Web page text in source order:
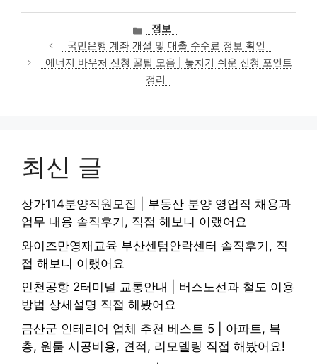
카
테
고
리
정보
국민은행 계좌 개설 및 대출 수수료 정보 확인
에너지 바우처 신청 꿀팁 모음 | 놓치기 쉬운 신청 포인트
정리
최신 글
상가114분양직원모집 | 부동산 분양 영업직 채용과
업무 내용 솔직후기, 직접 해보니 이랬어요
와이즈만영재교육 부산센텀안락센터 솔직후기, 직
접 해보니 이랬어요
인천공항 2터미널 교통안내 | 버스노선과 철도 이용
방법 상세설명 직접 해봤어요
금산군 인테리어 업체 추천 베스트 5 | 아파트, 복
층, 원룸 시공비용, 견적, 리모델링 직접 해봤어요!